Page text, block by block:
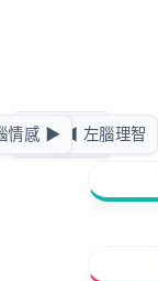
正向賦能
急迫驅動◀ 左腦理智
情感 ▶